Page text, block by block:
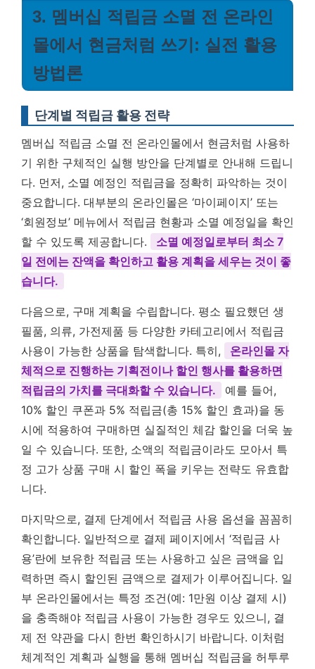
3. 멤버십 적립금 소멸 전 온라인
몰에서 현금처럼 쓰기: 실전 활용
방법론
단계별 적립금 활용 전략
멤버십 적립금 소멸 전 온라인몰에서 현금처럼 사용하
기 위한 구체적인 실행 방안을 단계별로 안내해 드립니
다. 먼저, 소멸 예정인 적립금을 정확히 파악하는 것이
중요합니다. 대부분의 온라인몰은 ‘마이페이지’ 또는
‘회원정보’ 메뉴에서 적립금 현황과 소멸 예정일을 확인
할 수 있도록 제공합니다.
소멸 예정일로부터 최소 7
일 전에는 잔액을 확인하고 활용 계획을 세우는 것이 좋
습니다.
다음으로, 구매 계획을 수립합니다. 평소 필요했던 생
필품, 의류, 가전제품 등 다양한 카테고리에서 적립금
사용이 가능한 상품을 탐색합니다. 특히,
온라인몰 자
체적으로 진행하는 기획전이나 할인 행사를 활용하면
적립금의 가치를 극대화할 수 있습니다.
예를 들어,
10% 할인 쿠폰과 5% 적립금(총 15% 할인 효과)을 동
시에 적용하여 구매하면 실질적인 체감 할인을 더욱 높
일 수 있습니다. 또한, 소액의 적립금이라도 모아서 특
정 고가 상품 구매 시 할인 폭을 키우는 전략도 유효합
니다.
마지막으로, 결제 단계에서 적립금 사용 옵션을 꼼꼼히
확인합니다. 일반적으로 결제 페이지에서 ‘적립금 사
용’란에 보유한 적립금 또는 사용하고 싶은 금액을 입
력하면 즉시 할인된 금액으로 결제가 이루어집니다. 일
부 온라인몰에서는 특정 조건(예: 1만원 이상 결제 시)
을 충족해야 적립금 사용이 가능한 경우도 있으니, 결
제 전 약관을 다시 한번 확인하시기 바랍니다. 이처럼
체계적인 계획과 실행을 통해 멤버십 적립금을 허투루